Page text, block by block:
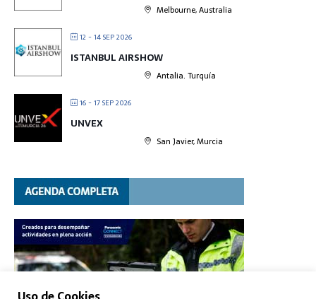
Melbourne, Australia
12 - 14 SEP 2026
ISTANBUL AIRSHOW
Antalia. Turquía
16 - 17 SEP 2026
UNVEX
San Javier, Murcia